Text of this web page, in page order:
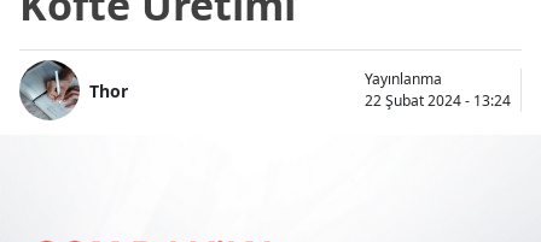
Thor
Yayınlanma
22 Şubat 2024 - 13:24